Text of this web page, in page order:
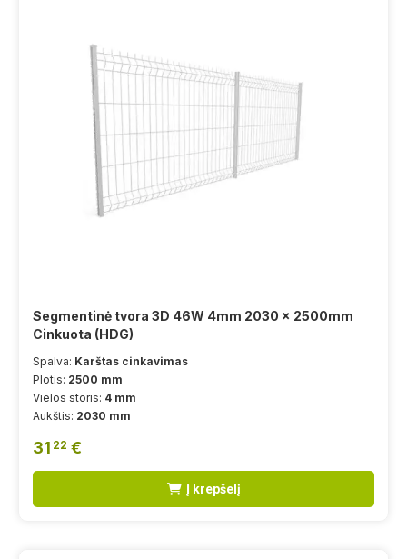
Segmentinė tvora 3D 46W 4mm 2030 x 2500mm
Cinkuota (HDG)
Spalva: Karštas cinkavimas
Plotis: 2500 mm
Vielos storis: 4 mm
Aukštis: 2030 mm
31 22 €
Į krepšelį